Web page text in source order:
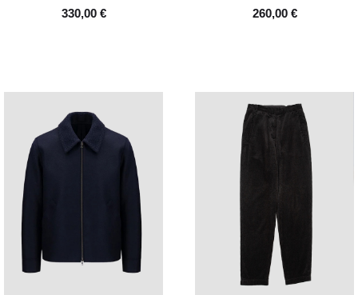
330,00 € 260,00 €